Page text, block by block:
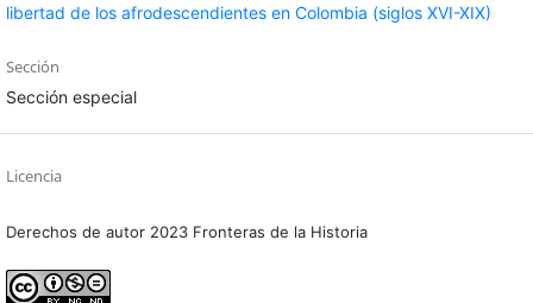
libertad de los afrodescendientes en Colombia (siglos XVI-XIX)
Sección
Sección especial
Licencia
Derechos de autor 2023 Fronteras de la Historia